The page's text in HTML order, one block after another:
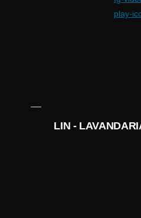
LIN -